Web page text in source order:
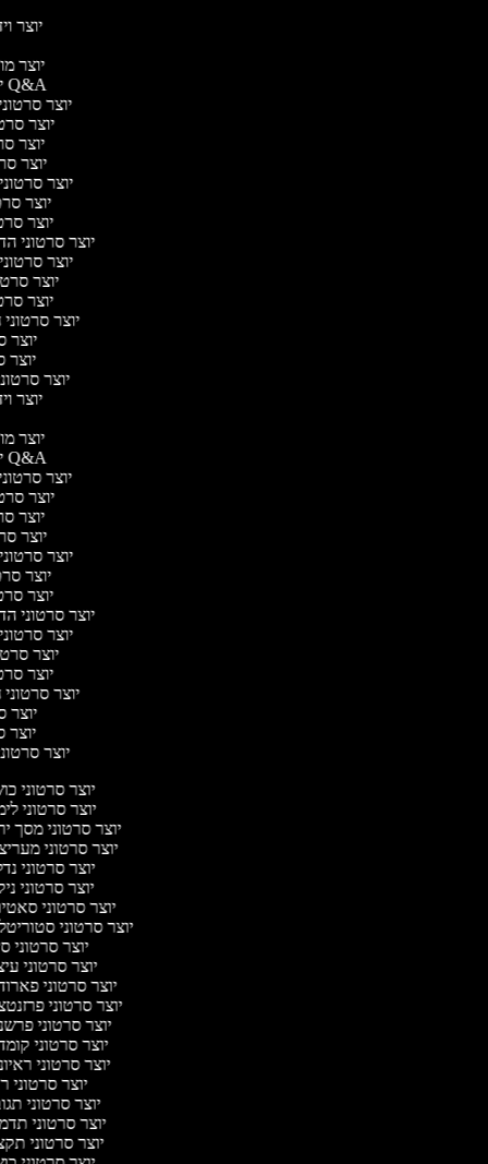
יוצר
יוצר
יוצר סרטוני Q&A
יוצר
יוצר
יוצר
יוצר
יוצר
יוצר
יוצר
יוצר סרטוני
יוצר
יוצר
יוצר
יוצר
יוצר
יוצר
יוצר
יוצר
יוצר
יוצר סרטוני Q&A
יוצר
יוצר
יוצר
יוצר
יוצר
יוצר
יוצר
יוצר סרטוני
יוצר
יוצר
יוצר
יוצר
יוצר
יוצר
יוצר
יוצר סרטוני
יוצר סרטוני
יוצר סרטוני מסך
יוצר סרטוני
יוצר סרטוני
יוצר סרטוני
יוצר סרטוני
יוצר סרטוני
יוצר סרטוני
יוצר סרטוני
יוצר סרטוני
יוצר סרטוני
יוצר סרטוני
יוצר סרטוני
יוצר סרטוני
יוצר סרטוני
יוצר סרטוני
יוצר סרטוני
יוצר סרטוני